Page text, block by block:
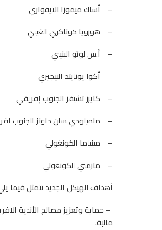
– أساك ميموزا الايفواري
– هورويا كوناكري الغيني
– أ.س لوتو البنيني
– أكوا يونايتد النيجيري
– كايرز تشيفز الجنوب إفريقي
– ماميلودي سان داونز الجنوب
– مينياما الكونغولي
– مازمبي الكونغولي
أهداف الهيكل الجديد تتمثل فيما
– حماية وتعزيز مصالح الأندية
مالية.